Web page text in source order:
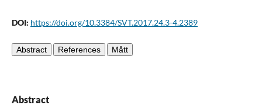
DOI: https://doi.org/10.3384/SVT.2017.24.3-4.2389
Abstract References Mått
Abstract